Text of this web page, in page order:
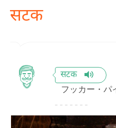
सटक
सटक
フッカー・パ